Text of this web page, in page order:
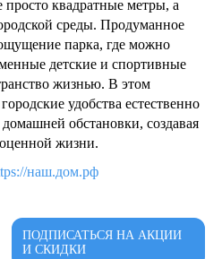
просто квадратные метры, а
среды. Продуманное
парка, где можно
детские и спортивные
жизнью. В этом
удобства естественно
обстановки, создавая
жизни.
наш.дом.рф
ПОДПИСАТЬСЯ НА АКЦИИ
И СКИДКИ